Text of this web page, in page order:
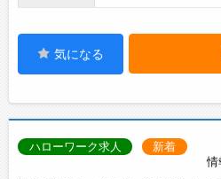
気になる
情
ハローワーク求人 新着